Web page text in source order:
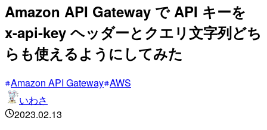
Amazon API Gateway で API キーを
x-api-key ヘッダーとクエリ文字列どち
らも使えるようにしてみた
Amazon API Gateway AWS
いわさ
2023.02.13